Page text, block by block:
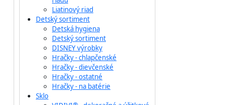
Liatinový riad
Detský sortiment
Detská hygiena
Detský sortiment
DISNEY výrobky
Hračky - chlapčenské
Hračky - dievčenské
Hračky - ostatné
Hračky - na batérie
Sklo